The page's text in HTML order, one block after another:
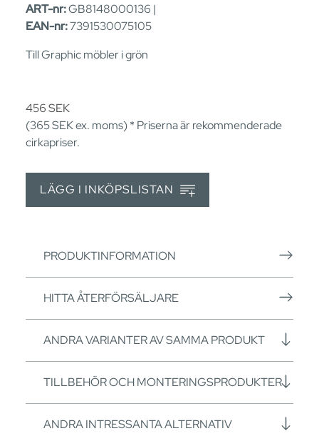
ART-nr:GB8148000136 |
EAN-nr:7391530075105
Till Graphic möbler i grön
456SEK
(365SEKex. moms) * Priserna är rekommenderade
cirkapriser.
LÄGG I INKÖPSLISTAN
PRODUKTINFORMATION
HITTA ÅTERFÖRSÄLJARE
ANDRA VARIANTER AV SAMMA PRODUKT
TILLBEHÖR OCH MONTERINGSPRODUKTER
ANDRA INTRESSANTA ALTERNATIV